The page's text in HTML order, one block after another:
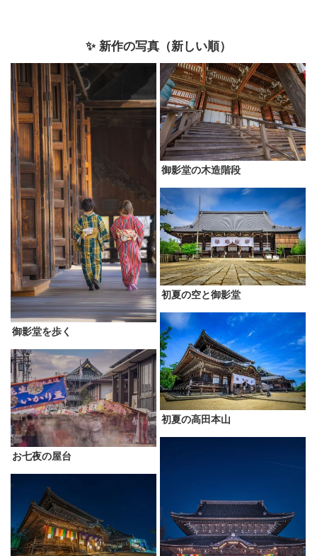
✨ 新作の写真（新しい順）
御影堂を歩く
御影堂の木造階段
初夏の空と御影堂
初夏の高田本山
お七夜の屋台